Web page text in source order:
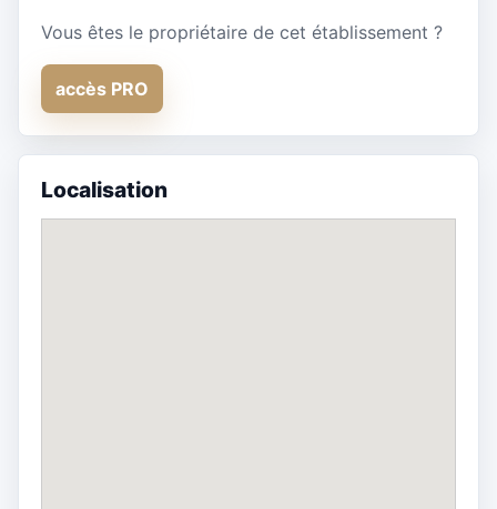
Vous êtes le propriétaire de cet établissement ?
accès PRO
Localisation